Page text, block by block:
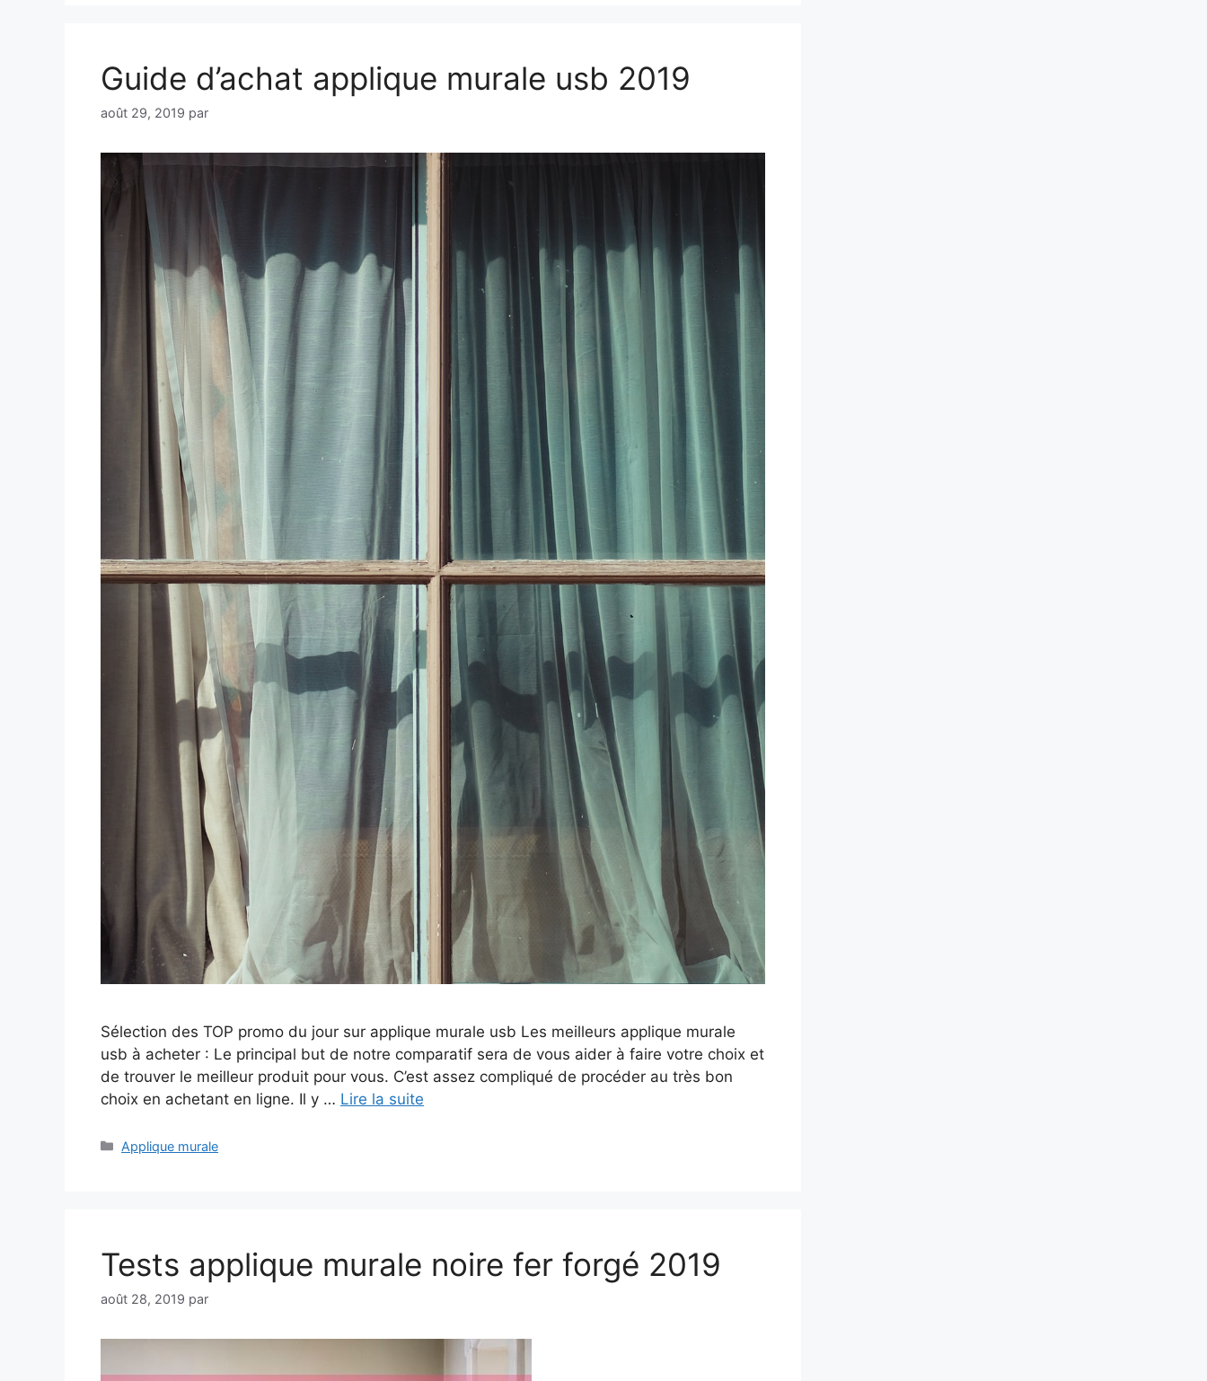
Guide d’achat applique murale usb 2019
août 29, 2019 par
Sélection des TOP promo du jour sur applique murale usb Les meilleurs applique murale
usb à acheter : Le principal but de notre comparatif sera de vous aider à faire votre choix et
de trouver le meilleur produit pour vous. C’est assez compliqué de procéder au très bon
choix en achetant en ligne. Il y … Lire la suite
Catégories
Applique murale
Tests applique murale noire fer forgé 2019
août 28, 2019 par